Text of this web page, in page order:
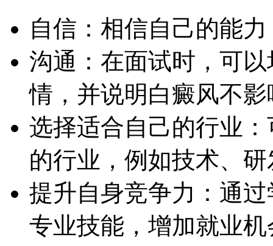
自信：相信自己的能
沟通：在面试时，可
情，并说明白癜风不
选择适合自己的行业
的行业，例如技术、
提升自身竞争力：通
专业技能，增加就业机